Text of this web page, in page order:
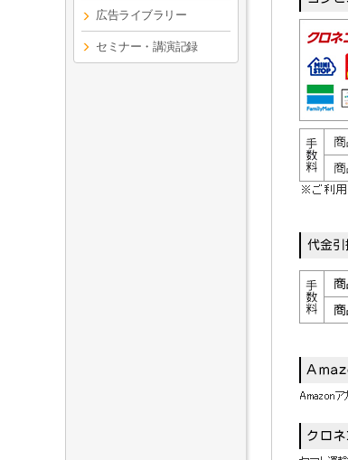
広告ライブラリー
セミナー・講演記録